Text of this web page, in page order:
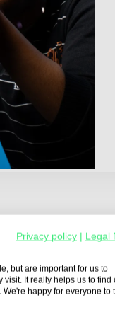
Privacy policy
Legal
but are important for us to
It really helps us to find
happy for everyone to